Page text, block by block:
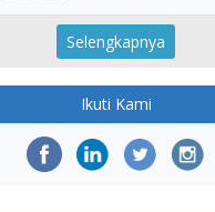
Selengkapnya
Ikuti Kami